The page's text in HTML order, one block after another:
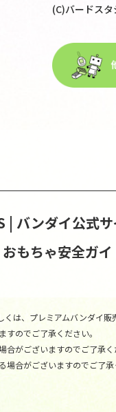
(C)バードス
| バンダイ公式サ
もちゃ安全ガイ
は、プレミアムバンダイ販
のでご了承ください。
がございますのでご了承く
合がございますのでご了承